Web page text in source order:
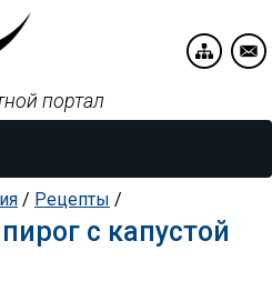
портал
/ Рецепты /
с капустой